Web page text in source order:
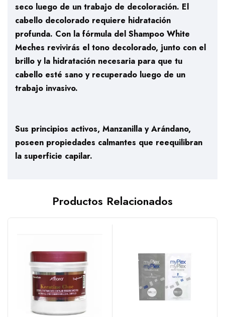
seco luego de un trabajo de decoloración. El
cabello decolorado requiere hidratación
profunda. Con la fórmula del Shampoo White
Meches revivirás el tono decolorado, junto con el
brillo y la hidratación necesaria para que tu
cabello esté sano y recuperado luego de un
trabajo invasivo.
Sus principios activos, Manzanilla y Arándano,
poseen propiedades calmantes que reequilibran
la superficie capilar.
Productos Relacionados